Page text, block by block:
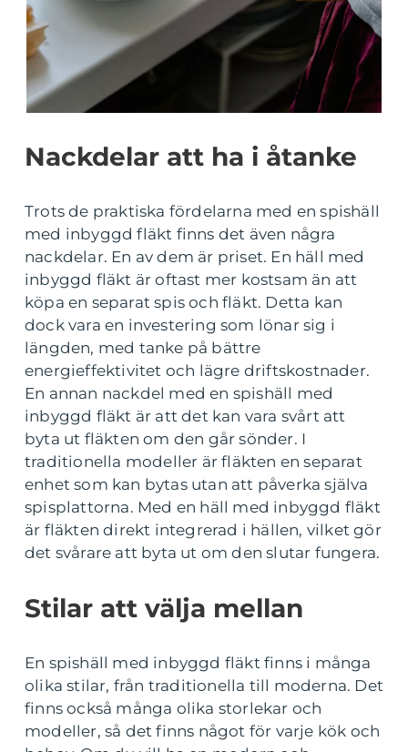
Nackdelar att ha i åtanke
Trots de praktiska fördelarna med en spishäll
med inbyggd fläkt finns det även några
nackdelar. En av dem är priset. En häll med
inbyggd fläkt är oftast mer kostsam än att
köpa en separat spis och fläkt. Detta kan
dock vara en investering som lönar sig i
längden, med tanke på bättre
energieffektivitet och lägre driftskostnader.
En annan nackdel med en spishäll med
inbyggd fläkt är att det kan vara svårt att
byta ut fläkten om den går sönder. I
traditionella modeller är fläkten en separat
enhet som kan bytas utan att påverka själva
spisplattorna. Med en häll med inbyggd fläkt
är fläkten direkt integrerad i hällen, vilket gör
det svårare att byta ut om den slutar fungera.
Stilar att välja mellan
En spishäll med inbyggd fläkt finns i många
olika stilar, från traditionella till moderna. Det
finns också många olika storlekar och
modeller, så det finns något för varje kök och